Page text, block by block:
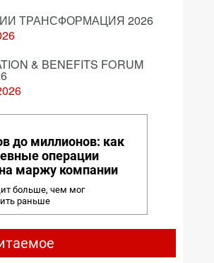
ИИ ТРАНСФОРМАЦИЯ 2026
& BENEFITS FORUM
до миллионов: как
операции
маржу компании
больше, чем мог
раньше